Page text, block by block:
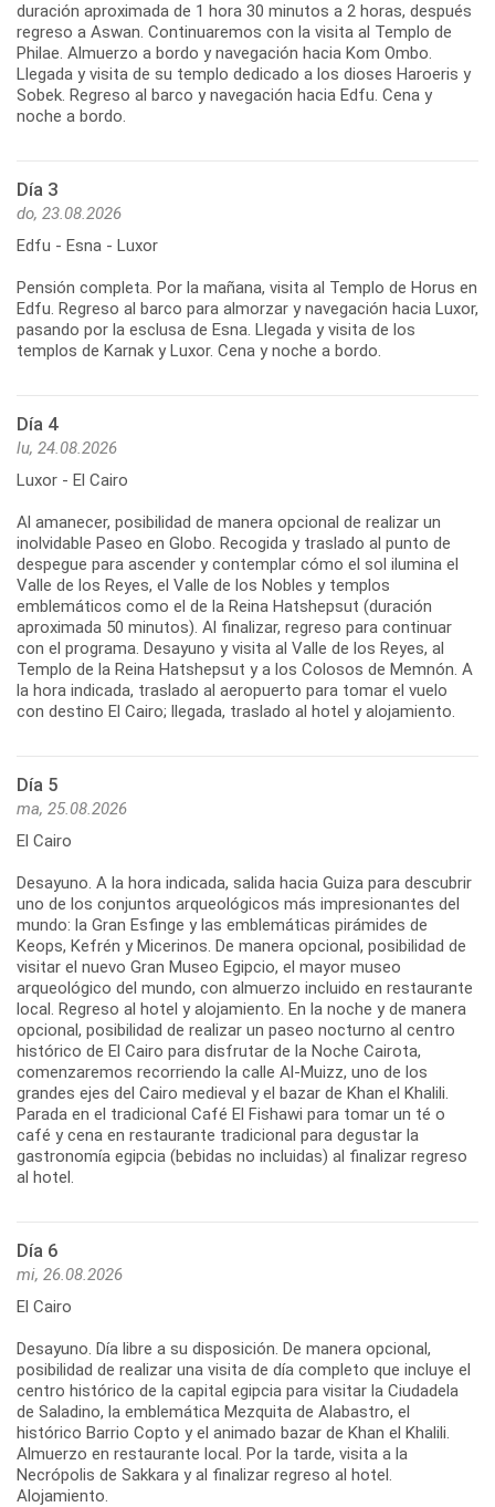
duración aproximada de 1 hora 30 minutos a 2 horas, después
regreso a Aswan. Continuaremos con la visita al Templo de
Philae. Almuerzo a bordo y navegación hacia Kom Ombo.
Llegada y visita de su templo dedicado a los dioses Haroeris y
Sobek. Regreso al barco y navegación hacia Edfu. Cena y
noche a bordo.
Día 3
do, 23.08.2026
Edfu - Esna - Luxor
Pensión completa. Por la mañana, visita al Templo de Horus en
Edfu. Regreso al barco para almorzar y navegación hacia Luxor,
pasando por la esclusa de Esna. Llegada y visita de los
templos de Karnak y Luxor. Cena y noche a bordo.
Día 4
lu, 24.08.2026
Luxor - El Cairo
Al amanecer, posibilidad de manera opcional de realizar un
inolvidable Paseo en Globo. Recogida y traslado al punto de
despegue para ascender y contemplar cómo el sol ilumina el
Valle de los Reyes, el Valle de los Nobles y templos
emblemáticos como el de la Reina Hatshepsut (duración
aproximada 50 minutos). Al finalizar, regreso para continuar
con el programa. Desayuno y visita al Valle de los Reyes, al
Templo de la Reina Hatshepsut y a los Colosos de Memnón. A
la hora indicada, traslado al aeropuerto para tomar el vuelo
con destino El Cairo; llegada, traslado al hotel y alojamiento.
Día 5
ma, 25.08.2026
El Cairo
Desayuno. A la hora indicada, salida hacia Guiza para descubrir
uno de los conjuntos arqueológicos más impresionantes del
mundo: la Gran Esfinge y las emblemáticas pirámides de
Keops, Kefrén y Micerinos. De manera opcional, posibilidad de
visitar el nuevo Gran Museo Egipcio, el mayor museo
arqueológico del mundo, con almuerzo incluido en restaurante
local. Regreso al hotel y alojamiento. En la noche y de manera
opcional, posibilidad de realizar un paseo nocturno al centro
histórico de El Cairo para disfrutar de la Noche Cairota,
comenzaremos recorriendo la calle Al-Muizz, uno de los
grandes ejes del Cairo medieval y el bazar de Khan el Khalili.
Parada en el tradicional Café El Fishawi para tomar un té o
café y cena en restaurante tradicional para degustar la
gastronomía egipcia (bebidas no incluidas) al finalizar regreso
al hotel.
Día 6
mi, 26.08.2026
El Cairo
Desayuno. Día libre a su disposición. De manera opcional,
posibilidad de realizar una visita de día completo que incluye el
centro histórico de la capital egipcia para visitar la Ciudadela
de Saladino, la emblemática Mezquita de Alabastro, el
histórico Barrio Copto y el animado bazar de Khan el Khalili.
Almuerzo en restaurante local. Por la tarde, visita a la
Necrópolis de Sakkara y al finalizar regreso al hotel.
Alojamiento.